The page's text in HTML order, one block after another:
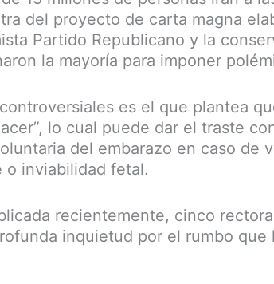
del proyecto de carta magna
Partido Republicano y la
la mayoría para imponer
es el que plantea
lo cual puede dar el traste
del embarazo en caso de
o inviabilidad fetal.
recientemente, cinco
inquietud por el rumbo que